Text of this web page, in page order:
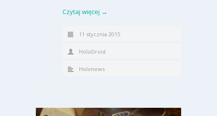
Czytaj więcej →
11 stycznia 2015
HoloDroid
Holonews